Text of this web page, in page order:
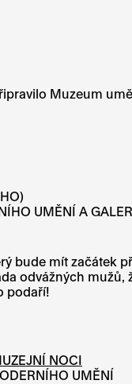
Muzeum
UMĚNÍ A
bude mít začátek
odvážných
podaří!
NOCI
UMĚNÍ